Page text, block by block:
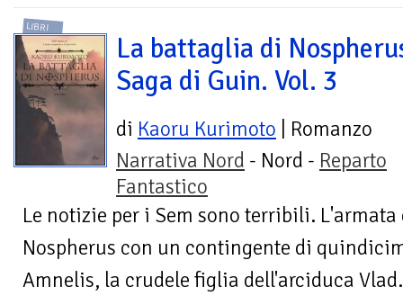
LIBRI
La battaglia di
Saga di Guin. Vol. 3
di Kaoru Kurimoto | Romanzo
Narrativa Nord - Nord - Reparto
Fantastico
Le notizie per i Sem sono terribili.
Nospherus con un contingente di
Amnelis, la crudele figlia dell'arciduca